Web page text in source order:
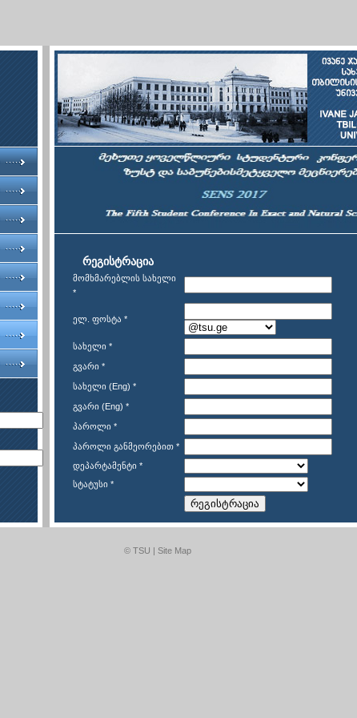
რეგისტრაცია
მომხმარებლის სახელი
*
ელ. ფოსტა *
სახელი *
გვარი *
სახელი (Eng) *
გვარი (Eng) *
პაროლი *
პაროლი განმეორებით *
დეპარტამენტი *
სტატუსი *
რეგისტრაცია
© TSU | Site Map